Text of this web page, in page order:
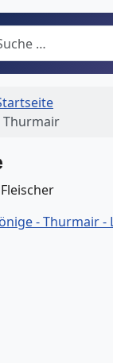
Thurmair
- Thurmair -